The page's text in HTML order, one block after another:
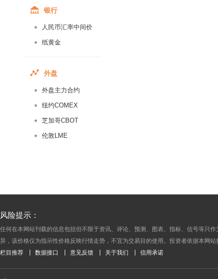
银行
人民币汇率中间价
纸黄金
外盘
外盘主力合约
纽约COMEX
芝加哥CBOT
伦敦LME
2018-07-12
2018-07-10
2018-07-09
2018-07-08
2018-07-07
风险提示：
任何在本网站刊载的信息包括但不限于资讯、评论、预测、图表、指标、信号等只
异，该价格仅为指示性价格反映行情走势，不宜为交易目的使用。投资者依据本网
栏目推荐 数据接口 意见反馈 关于我们 信用承诺